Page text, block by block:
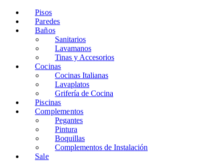
Pisos
Paredes
Baños
Sanitarios
Lavamanos
Tinas y Accesorios
Cocinas
Cocinas Italianas
Lavaplatos
Grifería de Cocina
Piscinas
Complementos
Pegantes
Pintura
Boquillas
Complementos de Instalación
Sale